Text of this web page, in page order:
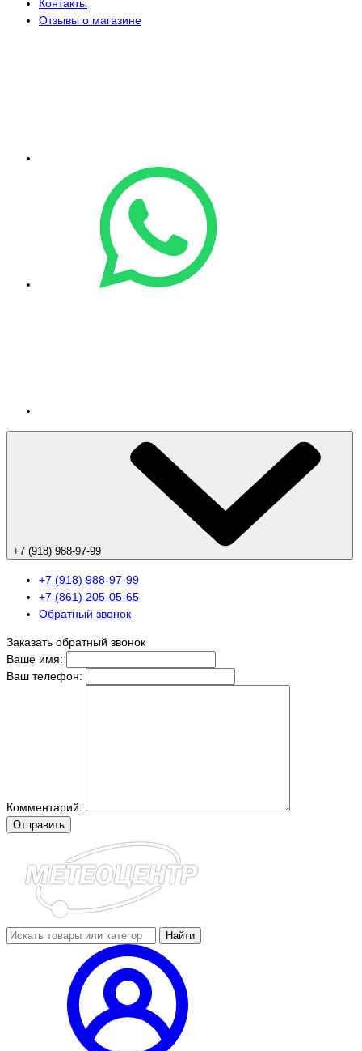
Контакты
Отзывы о магазине
+7 (918) 988-97-99
+7 (918) 988-97-99
+7 (861) 205-05-65
Обратный звонок
Заказать обратный звонок
Ваше имя:
Ваш телефон:
Комментарий:
Отправить
Найти